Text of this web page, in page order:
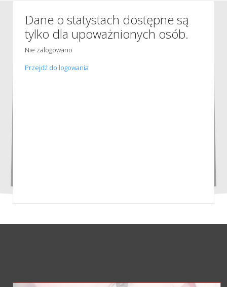
Dane o statystach dostępne są
tylko dla upoważnionych osób.
Nie zalogowano
Przejdź do logowania